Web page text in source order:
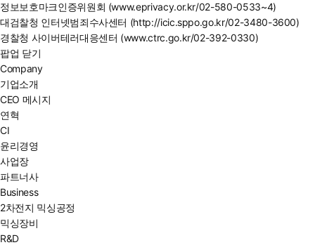
정보보호마크인증위원회 (www.eprivacy.or.kr/02-580-0533~4)
대검찰청 인터넷범죄수사센터 (http://icic.sppo.go.kr/02-3480-3600)
경찰청 사이버테러대응센터 (www.ctrc.go.kr/02-392-0330)
팝업 닫기
Company
기업소개
CEO 메시지
연혁
CI
윤리경영
사업장
파트너사
Business
2차전지 믹싱공정
믹싱장비
R&D